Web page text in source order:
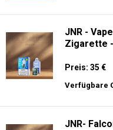
JNR -
Zigarette -
Preis: 35 €
Verfügbare
JNR-